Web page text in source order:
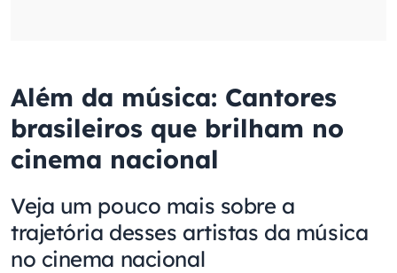
Além da música: Cantores
brasileiros que brilham no
cinema nacional
Veja um pouco mais sobre a
trajetória desses artistas da música
no cinema nacional